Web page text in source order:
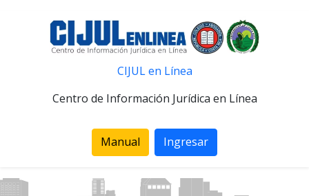
CIJUL en Línea
Centro de Información Jurídica en Línea
Manual Ingresar